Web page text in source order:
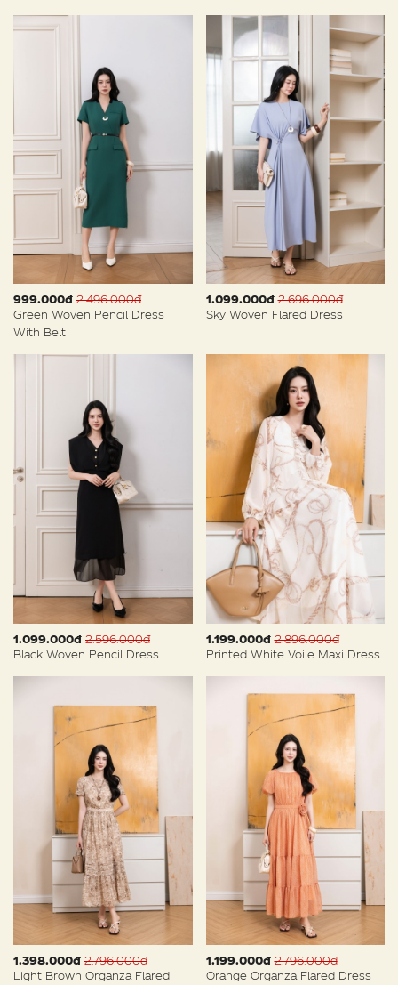
999.000đ 2.496.000đ
Green Woven Pencil Dress
With Belt
1.099.000đ2.696.000đ
Sky Woven Flared Dress
1.099.000đ 2.596.000đ
Black Woven Pencil Dress
1.199.000đ2.896.000đ
Printed White Voile Maxi Dress
1.398.000đ 2.796.000đ
Light Brown Organza Flared
1.199.000đ2.796.000đ
Orange Organza Flared Dress